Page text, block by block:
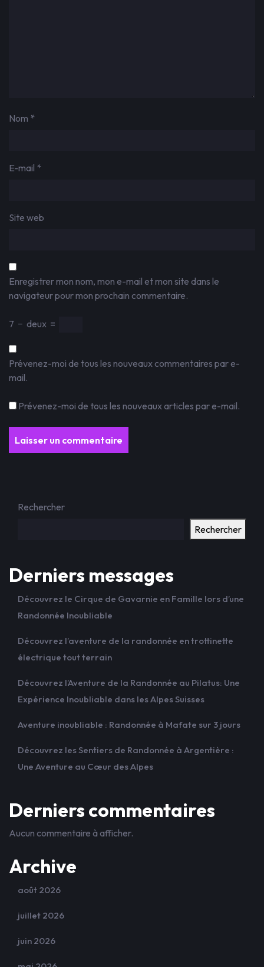
Nom *
E-mail *
Site web
Enregistrer mon nom, mon e-mail et mon site dans le
navigateur pour mon prochain commentaire.
7 − deux =
Prévenez-moi de tous les nouveaux commentaires par e-
mail.
Prévenez-moi de tous les nouveaux articles par e-mail.
Rechercher
Rechercher
Derniers messages
Découvrez le Cirque de Gavarnie en Famille lors d’une
Randonnée Inoubliable
Découvrez l’aventure de la randonnée en trottinette
électrique tout terrain
Découvrez l’Aventure de la Randonnée au Pilatus: Une
Expérience Inoubliable dans les Alpes Suisses
Aventure inoubliable : Randonnée à Mafate sur 3 jours
Découvrez les Sentiers de Randonnée à Argentière :
Une Aventure au Cœur des Alpes
Derniers commentaires
Aucun commentaire à afficher.
Archive
août 2026
juillet 2026
juin 2026